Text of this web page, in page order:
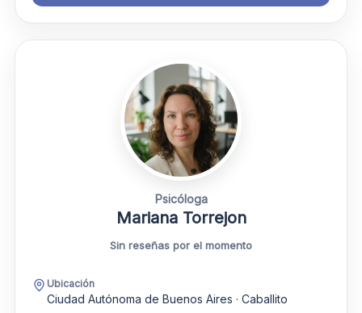
Psicóloga
Mariana Torrejon
Sin reseñas por el momento
Ubicación
Ciudad Autónoma de Buenos Aires · Caballito